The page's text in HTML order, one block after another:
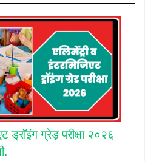
ड्रॉइंग ग्रेड़ परीक्षा २०२६